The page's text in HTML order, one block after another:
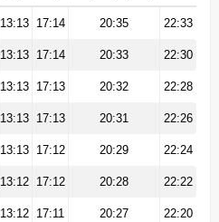
13:13 17:14 20:35 22:33
13:13 17:14 20:33 22:30
13:13 17:13 20:32 22:28
13:13 17:13 20:31 22:26
13:13 17:12 20:29 22:24
13:12 17:12 20:28 22:22
13:12 17:11 20:27 22:20